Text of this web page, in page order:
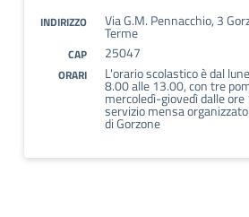
INDIRIZZO Via G.M. Pennacchio, 3
Terme
CAP 25047
ORARI L'orario scolastico è dal
8.00 alle 13.00, con tre
mercoledì-giovedì dalle
servizio mensa
di Gorzone